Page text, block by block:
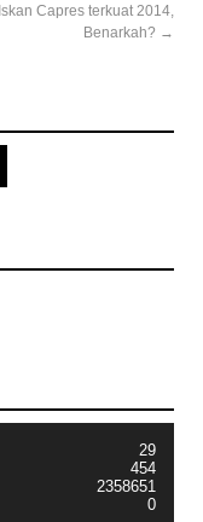
Iskan Capres terkuat 2014,
Benarkah? →
29
454
2358651
0